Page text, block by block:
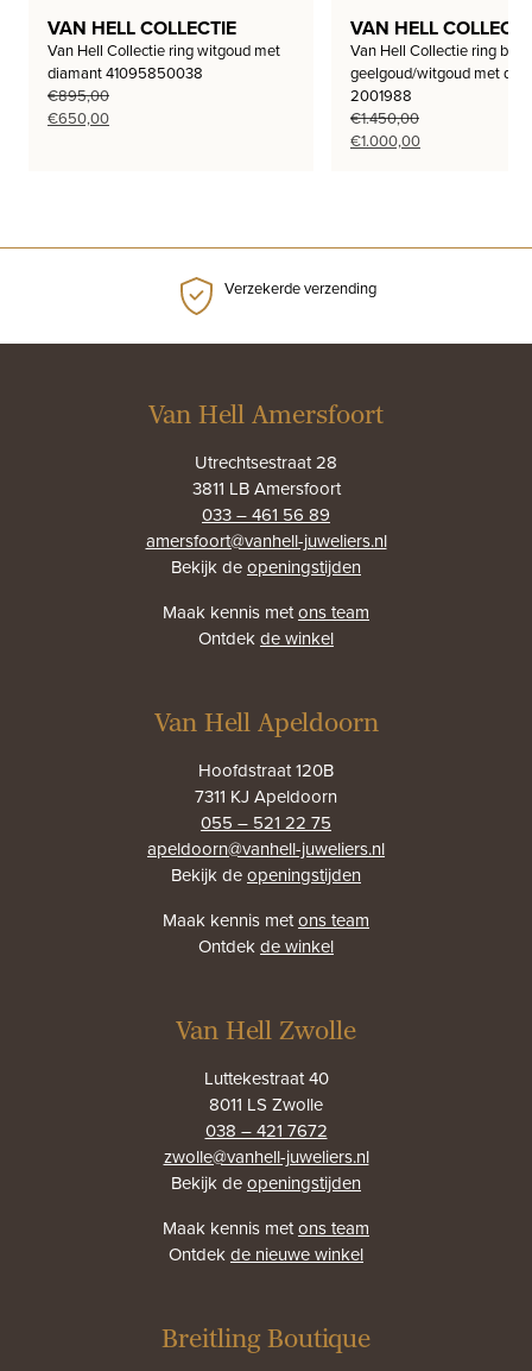
VAN HELL COLLECTIE
Van Hell Collectie ring witgoud met
diamant 41095850038
€895,00
Oorspronkelijke
€650,00Huidige
VAN HELL
Van Hell Collectie ring bi-
geelgoud/witgoud met
2001988
€1.450,00
Oorspronkelijke
€1.000,00Huidige
Verzekerde verzending
Van Hell Amersfoort
Utrechtsestraat 28
3811 LB Amersfoort
033 – 461 56 89
amersfoort@vanhell-juweliers.nl
Bekijk deopeningstijden
Maak kennis metons team
Ontdekde winkel
Van Hell Apeldoorn
Hoofdstraat 120B
7311 KJ Apeldoorn
055 – 521 22 75
apeldoorn@vanhell-juweliers.nl
Bekijk deopeningstijden
Maak kennis metons team
Ontdekde winkel
Van Hell Zwolle
Luttekestraat 40
8011 LS Zwolle
038 – 421 7672
zwolle@vanhell-juweliers.nl
Bekijk deopeningstijden
Maak kennis metons team
Ontdekde nieuwe winkel
Breitling Boutique